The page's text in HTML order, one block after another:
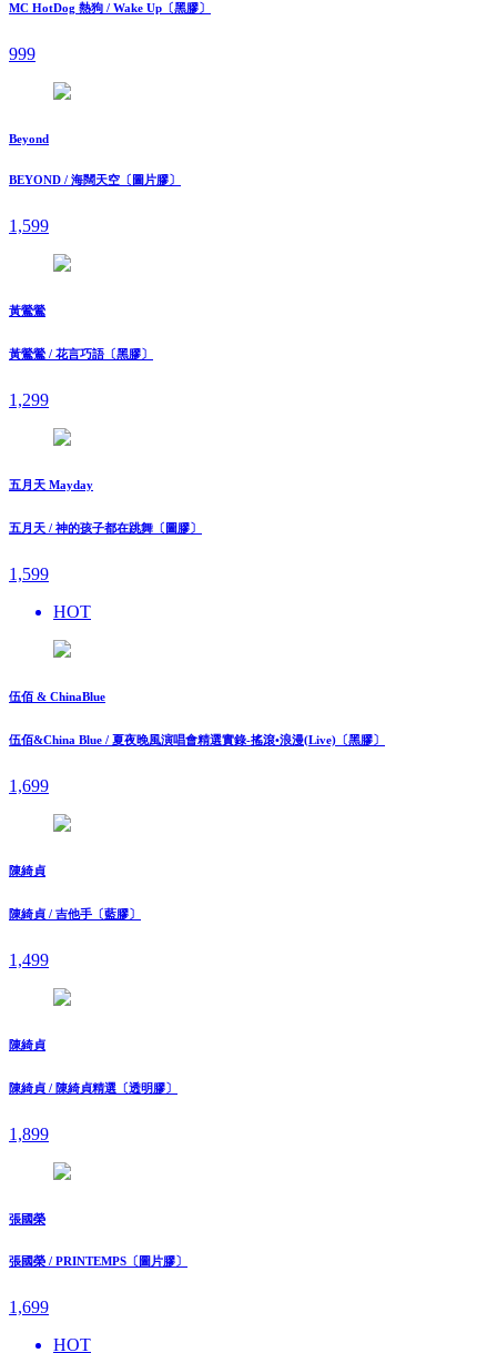
MC HotDog 熱狗 / Wake Up〔黑膠〕
999
Beyond
BEYOND / 海闊天空〔圖片膠〕
1,599
黃鶯鶯
黃鶯鶯 / 花言巧語〔黑膠〕
1,299
五月天 Mayday
五月天 / 神的孩子都在跳舞〔圖膠〕
1,599
HOT
伍佰 & ChinaBlue
伍佰&China Blue / 夏夜晚風演唱會精選實錄-搖滾•浪漫(Live)〔黑膠〕
1,699
陳綺貞
陳綺貞 / 吉他手〔藍膠〕
1,499
陳綺貞
陳綺貞 / 陳綺貞精選〔透明膠〕
1,899
張國榮
張國榮 / PRINTEMPS〔圖片膠〕
1,699
HOT